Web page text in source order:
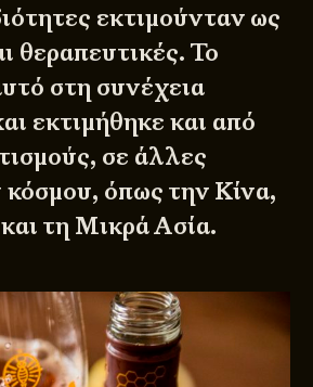
εκτιμούνταν ως
θεραπευτικές. Το
στη συνέχεια
εκτιμήθηκε και από
σε άλλες
κόσμου, όπως την Κίνα,
τη Μικρά Ασία.